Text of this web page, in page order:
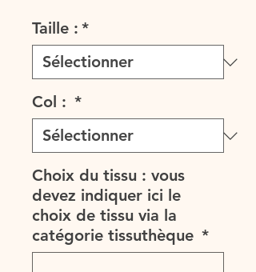
Taille : *
Col : *
Choix du tissu : vous
devez indiquer ici le
choix de tissu via la
catégorie tissuthèque *